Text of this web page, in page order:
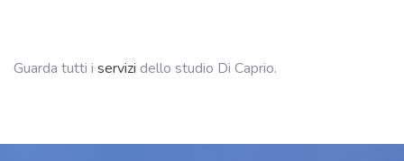
Guarda tutti i servizi dello studio Di Caprio.